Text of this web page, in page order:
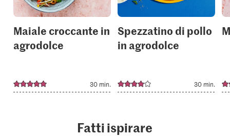
Maiale croccante in
agrodolce
30 min.
Spezzatino di pollo
in agrodolce
30 min.
Fatti ispirare